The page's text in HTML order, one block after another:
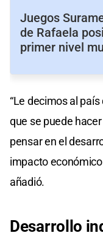
Juegos
de Rafaela
primer nivel
“Le decimos al
que se puede
pensar en el
impacto
añadió.
Desarrollo